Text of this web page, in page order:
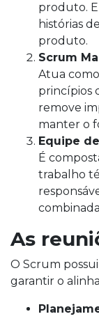
produto.
histórias
produto.
Scrum
Atua
princípios
remove
manter o
Equipe
É
trabalho
As
O Scrum
garantir o